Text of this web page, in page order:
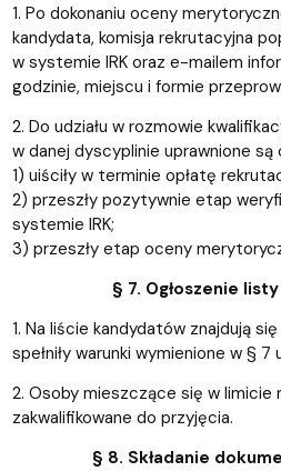
1. Po dokonaniu oceny
kandydata, komisja rekrutacyjna
w systemie IRK oraz e-mailem
godzinie, miejscu i formie
2. Do udziału w rozmowie
w danej dyscyplinie uprawnione są
1) uiściły w terminie opłatę
2) przeszły pozytywnie etap
systemie IRK;
3) przeszły etap oceny
§ 7. Ogłoszenie
1. Na liście kandydatów znajdują
spełniły warunki wymienione w § 7
2. Osoby mieszczące się w limicie
zakwalifikowane do przyjęcia.
§ 8. Składanie